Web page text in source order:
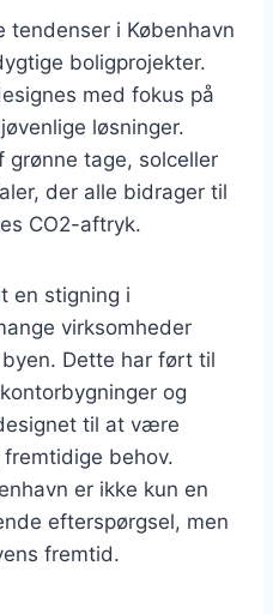
tendenser i København
boligprojekter.
med fokus på
løsninger.
grønne tage, solceller
der alle bidrager til
CO2-aftryk.
en stigning i
virksomheder
Dette har ført til
og
til at være
behov.
er ikke kun en
efterspørgsel, men
fremtid.